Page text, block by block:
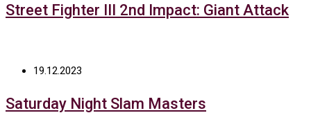
Street Fighter III 2nd Impact: Giant Attack
19.12.2023
Saturday Night Slam Masters